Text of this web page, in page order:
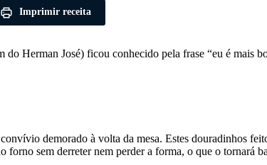
Imprimir receita
Herman José) ficou conhecido pela frase “eu é mais
demorado à volta da mesa. Estes douradinhos
sem derreter nem perder a forma, o que o tornará